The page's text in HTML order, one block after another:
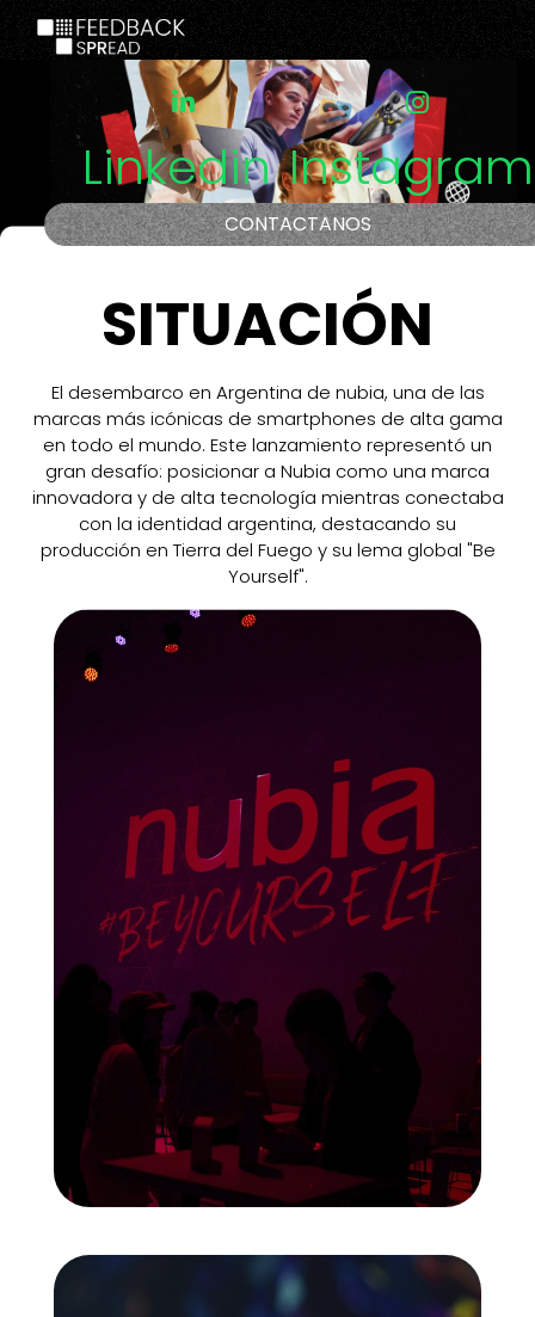
Linkedin Instagram
CONTACTANOS
SITUACIÓN
El desembarco en Argentina de nubia, una de las
marcas más icónicas de smartphones de alta gama
en todo el mundo. Este lanzamiento representó un
gran desafío: posicionar a Nubia como una marca
innovadora y de alta tecnología mientras conectaba
con la identidad argentina, destacando su
producción en Tierra del Fuego y su lema global "Be
Yourself".